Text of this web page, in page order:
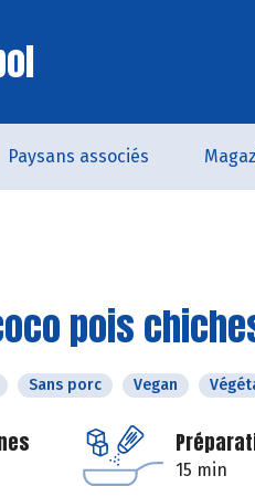
Paysans associés
pois
Sans porc Vegan
15 min